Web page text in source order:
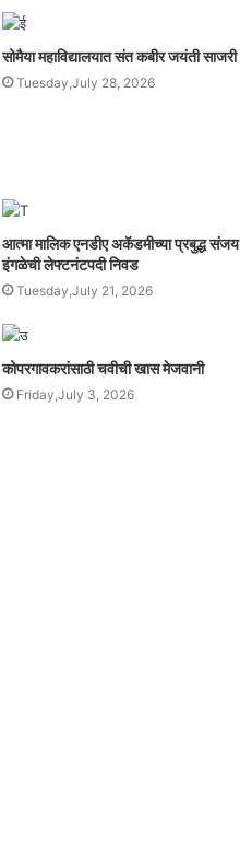
सोमैया महाविद्यालयात संत कबीर जयंती साजरी
Tuesday,July 28, 2026
आत्मा मालिक एनडीए अकॅडमीच्या प्रबुद्ध संजय
इंगळेची लेफ्टनंटपदी निवड
Tuesday,July 21, 2026
कोपरगावकरांसाठी चवीची खास मेजवानी
Friday,July 3, 2026